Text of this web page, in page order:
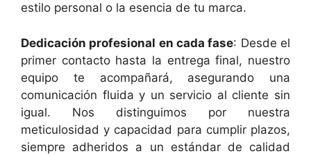
estilo personal o la esencia de tu marca.
Dedicación profesional en cada fase: Desde el
primer contacto hasta la entrega final, nuestro
equipo te acompañará, asegurando una
comunicación fluida y un servicio al cliente sin
igual. Nos distinguimos por nuestra
meticulosidad y capacidad para cumplir plazos,
siempre adheridos a un estándar de calidad